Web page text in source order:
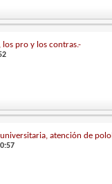
los pro y los contras.-
atención de